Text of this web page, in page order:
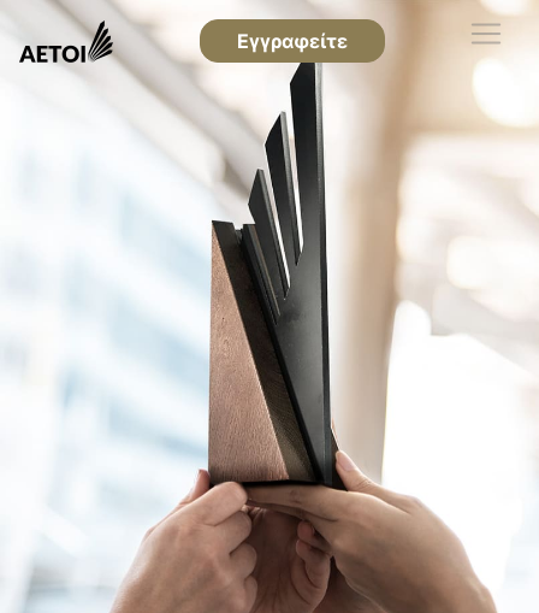
Εγγραφείτε